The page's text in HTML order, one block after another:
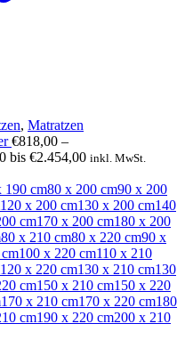
, Matratzen
€818,00 –
bis €2.454,00 inkl. MwSt.
190 cm80 x 200 cm90 x 200
120 x 200 cm130 x 200 cm140
cm170 x 200 cm180 x 200
80 x 210 cm80 x 220 cm90 x
100 x 220 cm110 x 210
120 x 220 cm130 x 210 cm130
cm150 x 210 cm150 x 220
170 x 210 cm170 x 220 cm180
cm190 x 220 cm200 x 210